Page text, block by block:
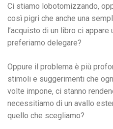
Ci stiamo lobotomizzando,
così pigri che anche una
l’acquisto di un libro ci
preferiamo delegare?
Oppure il problema è più
stimoli e suggerimenti che
volte impone, ci stanno
necessitiamo di un avallo
quello che scegliamo?